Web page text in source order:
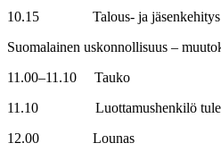
10.15 Talous- ja jäsenkehitys
Suomalainen uskonnollisuus –
11.00–11.10 Tauko
11.10 Luottamushenkilö
12.00 Lounas